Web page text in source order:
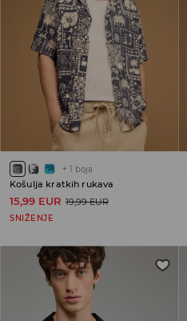
+ 1 boja
Košulja kratkih rukava
15,99 EUR 19,99 EUR
SNIŽENJE